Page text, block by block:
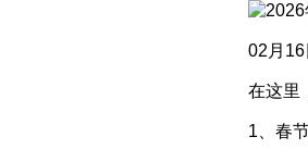
02月16
在这里
1、春